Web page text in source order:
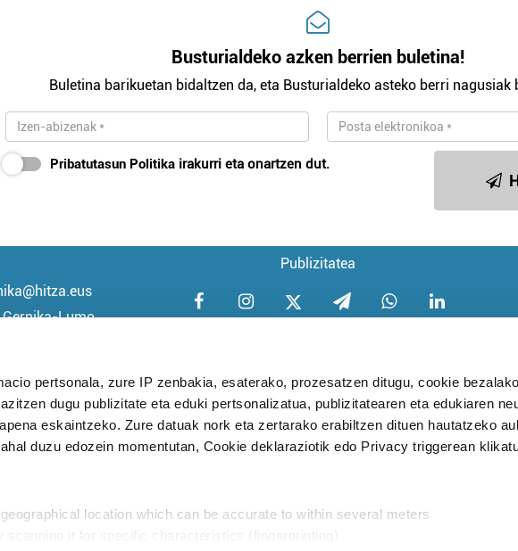
pertsonala, zure IP zenbakia, esaterako, prozesatzen ditugu, cookie
dugu publizitate eta eduki pertsonalizatua, publizitatearen eta edukiaren
eskaintzeko. Zure datuak nork eta zertarako erabiltzen dituen hautatzeko
duzu edozein momentutan, Cookie deklaraziotik edo Privacy triggerean
location which can be accurate to within several meters
Busturialdeko azken berrien buletina!
Buletina barikuetan bidaltzen da, eta Busturialdeko asteko berri nagusiak
Pribatutasun Politika irakurri eta onartzen dut.
Lumo
Publizitatea
Aniztasun politika Pribatutasun